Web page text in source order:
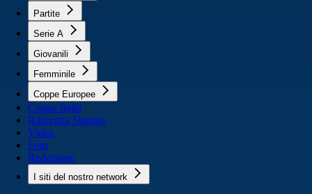
Partite
Serie A
Giovanili
Femminile
Coppe Europee
Coppa Italia
Rassegna Stampa
Video
Foto
Redazione
I siti del nostro network